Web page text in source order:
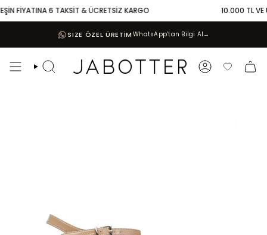
Skip
to FİYATINA 6 TAKSİT & ÜCRETSİZ KARGO 10.000 TL VE
SIZE ÖZEL ÜRETİM WhatsApp’tan Bilgi Al →
Search Account